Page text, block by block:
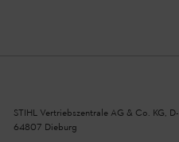
STIHL Vertriebszentrale AG & Co. KG, D-
64807 Dieburg